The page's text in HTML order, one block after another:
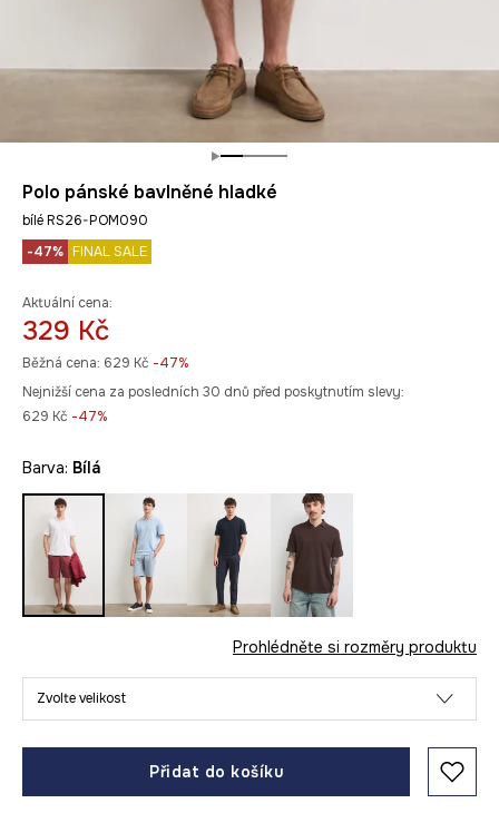
Polo pánské bavlněné hladké
bílé RS26-POM090
-47% FINAL SALE
Aktuální cena:
329 Kč
Běžná cena: 629 Kč -47%
Nejnižší cena za posledních 30 dnů před poskytnutím slevy:
629 Kč -47%
Barva: bílá
Prohlédněte si rozměry produktu
Zvolte velikost
Přidat do košíku